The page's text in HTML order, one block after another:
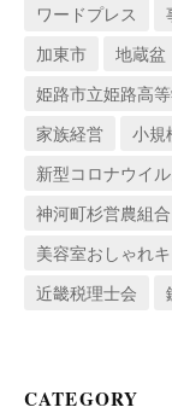
ワードプレス
加東市
地蔵盆
姫路市立姫路高
家族経営
小規
新型コロナウイ
神河町杉営農組合
美容室おしゃれ
近畿税理士会
CATEGORY